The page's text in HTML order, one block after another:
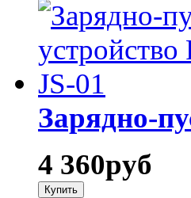
Зарядно-
4 360руб